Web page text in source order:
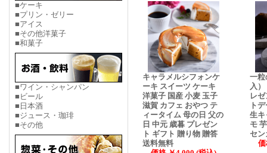
■ケーキ
■プリン・ゼリー
■アイス
■その他洋菓子
■和菓子
■ワイン・シャンパン
■ビール
■日本酒
■ジュース・珈琲
■その他
キャラメルシフォンケ
ーキ スイーツ ケーキ
洋菓子 国産 小麦 玉子
滋賀 カフェ おやつ テ
ィータイム 母の日 父の
日 中元 歳暮 プレゼン
ト ギフト 贈り物 贈答
送料無料
一粒
入
レ
ト
生キ
モ
セ
価